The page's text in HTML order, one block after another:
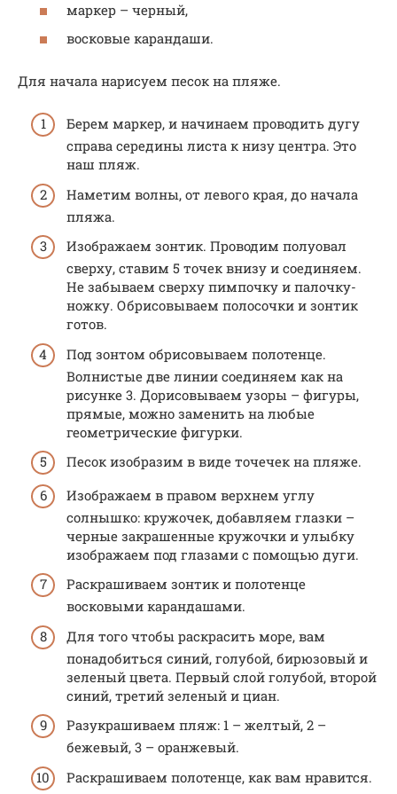
маркер – черный,
восковые карандаши.
Для начала нарисуем песок на пляже.
Берем маркер, и начинаем проводить дугу
справа середины листа к низу центра. Это
наш пляж.
Наметим волны, от левого края, до начала
пляжа.
Изображаем зонтик. Проводим полуовал
сверху, ставим 5 точек внизу и соединяем.
Не забываем сверху пимпочку и палочку-
ножку. Обрисовываем полосочки и зонтик
готов.
Под зонтом обрисовываем полотенце.
Волнистые две линии соединяем как на
рисунке 3. Дорисовываем узоры – фигуры,
прямые, можно заменить на любые
геометрические фигурки.
Песок изобразим в виде точечек на пляже.
Изображаем в правом верхнем углу
солнышко: кружочек, добавляем глазки –
черные закрашенные кружочки и улыбку
изображаем под глазами с помощью дуги.
Раскрашиваем зонтик и полотенце
восковыми карандашами.
Для того чтобы раскрасить море, вам
понадобиться синий, голубой, бирюзовый и
зеленый цвета. Первый слой голубой, второй
синий, третий зеленый и циан.
Разукрашиваем пляж: 1 – желтый, 2 –
бежевый, 3 – оранжевый.
Раскрашиваем полотенце, как вам нравится.